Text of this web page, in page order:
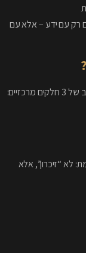
רק עם ידע – אלא עם
לא “זיכרון”, אלא